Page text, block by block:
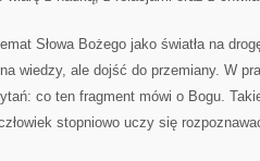
Słowa Bożego jako światła na
wiedzy, ale dojść do przemiany. W
co ten fragment mówi o Bogu.
stopniowo uczy się